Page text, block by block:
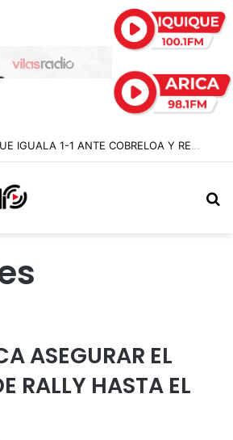
DEPORTES IQUIQUE IGUALA 1-1 ANTE COBRELOA Y RESCATA UN PUNTO ANTE EL LÍDER DEL ASCENSO
ASEGURAR EL
RALLY HASTA EL